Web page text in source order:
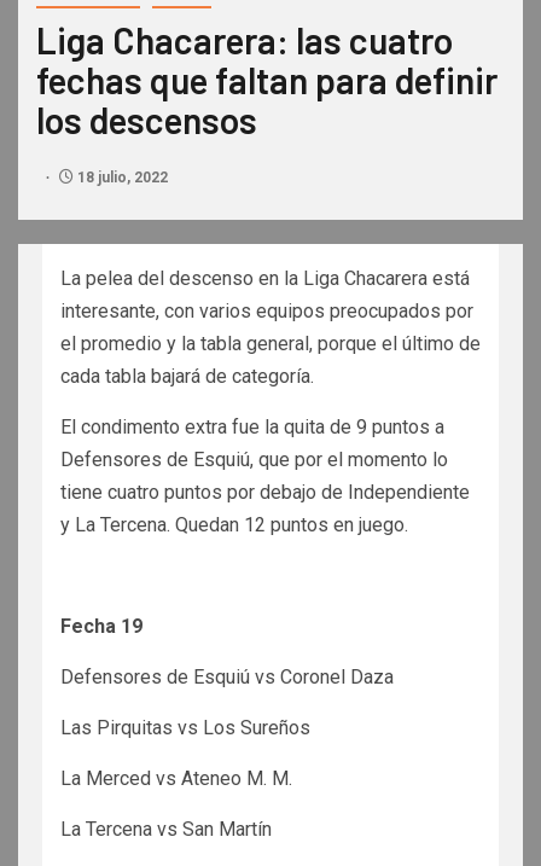
Liga Chacarera: las cuatro
fechas que faltan para definir
los descensos
18 julio, 2022
La pelea del descenso en la Liga Chacarera está
interesante, con varios equipos preocupados por
el promedio y la tabla general, porque el último de
cada tabla bajará de categoría.
El condimento extra fue la quita de 9 puntos a
Defensores de Esquiú, que por el momento lo
tiene cuatro puntos por debajo de Independiente
y La Tercena. Quedan 12 puntos en juego.
Fecha 19
Defensores de Esquiú vs Coronel Daza
Las Pirquitas vs Los Sureños
La Merced vs Ateneo M. M.
La Tercena vs San Martín